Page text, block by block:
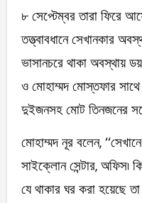
৮ সেপ্টেম্বর তারা ফিরে
তত্ত্বাবধানে সেখানকার
ভাসানচরে থাকা অবস্থায়
ও মোহাম্মদ মোস্তফার
দুইজনসহ মোট তিনজনের
মোহাম্মদ নূর বলেন,
সাইক্লোন সেন্টার, অফিস৷
যে থাকার ঘর করা হয়েছে